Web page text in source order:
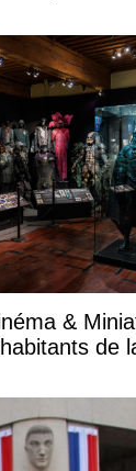
&
de